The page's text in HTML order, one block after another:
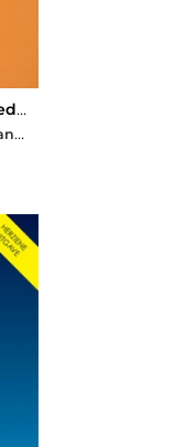
De yoga van de voeding
Omraam Mikhaël Aïvanhov